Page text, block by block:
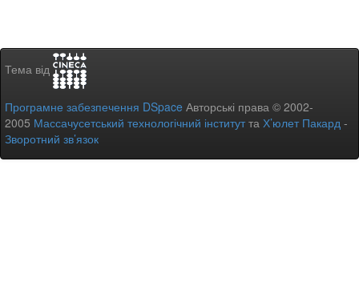
Тема від
Програмне забезпечення DSpace Авторські права © 2002-
2005 Массачусетський технологічний інститутта Х’юлет Пакард -
Зворотний зв’язок